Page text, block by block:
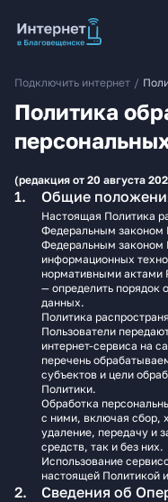
Подключить интернет /
Политика
(редакция от 20 августа
Общие
Настоящая Политика
Федеральным
Федеральным
информационных
нормативными актами
— определить порядок
данных.
Политика
Пользователи
интернет-сервиса на
перечень
субъектов и цели
Политики.
Обработка
с ними, включая сбор,
удаление, передачу и
средств, так и без них.
Использование
настоящей Политикой
Сведения об